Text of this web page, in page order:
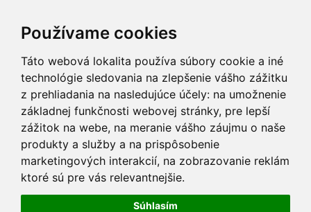
Používame cookies
Táto webová lokalita používa súbory cookie a iné
technológie sledovania na zlepšenie vášho zážitku
z prehliadania na nasledujúce účely: na umožnenie
základnej funkčnosti webovej stránky, pre lepší
zážitok na webe, na meranie vášho záujmu o naše
produkty a služby a na prispôsobenie
marketingových interakcií, na zobrazovanie reklám
ktoré sú pre vás relevantnejšie.
Súhlasím